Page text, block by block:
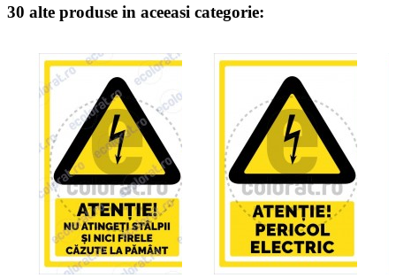
30 alte produse in aceeasi categorie: